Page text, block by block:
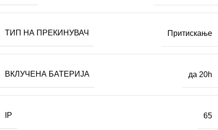
ТИП НА ПРЕКИНУВАЧ Притискање
ВКЛУЧЕНА БАТЕРИЈА да 20h
IP 65